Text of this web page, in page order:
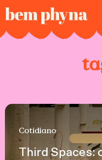
Cotidiano
Third Spaces: